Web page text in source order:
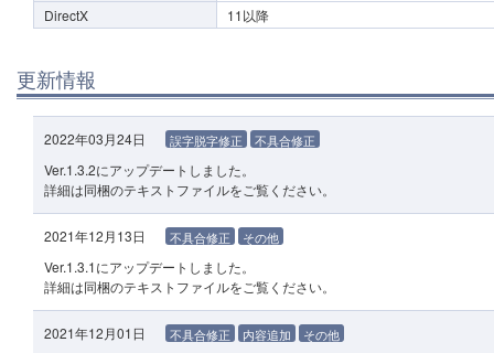
DirectX
11以降
更新情報
2022年03月24日 誤字脱字修正 不具合修正
Ver.1.3.2にアップデートしました。
詳細は同梱のテキストファイルをご覧ください。
2021年12月13日 不具合修正 その他
Ver.1.3.1にアップデートしました。
詳細は同梱のテキストファイルをご覧ください。
2021年12月01日 不具合修正 内容追加 その他